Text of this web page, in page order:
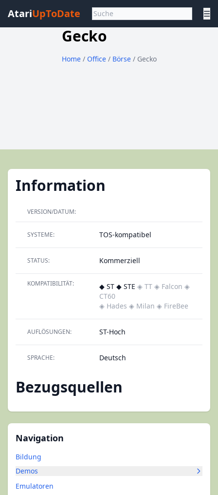
AtariUpToDate ☰
Gecko
Home/ Office / Börse / Gecko
Navigation
Bildung
Demos
Emulatoren
Information
VERSION/DATUM:
SYSTEME: TOS-kompatibel
STATUS: Kommerziell
KOMPATIBILITÄT: ◆ ST ◆ STE ◈ TT ◈ Falcon ◈
CT60
◈ Hades ◈ Milan ◈ FireBee
AUFLÖSUNGEN: ST-Hoch
SPRACHE: Deutsch
Bezugsquellen